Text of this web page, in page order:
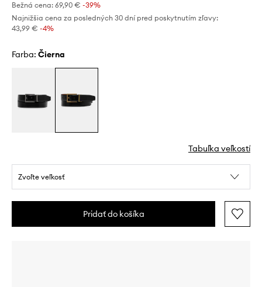
Bežná cena: 69,90 € -39%
Najnižšia cena za posledných 30 dní pred poskytnutím zľavy:
43,99 € -4%
Farba: čierna
Tabuľka veľkostí
Zvoľte veľkosť
Pridať do košíka